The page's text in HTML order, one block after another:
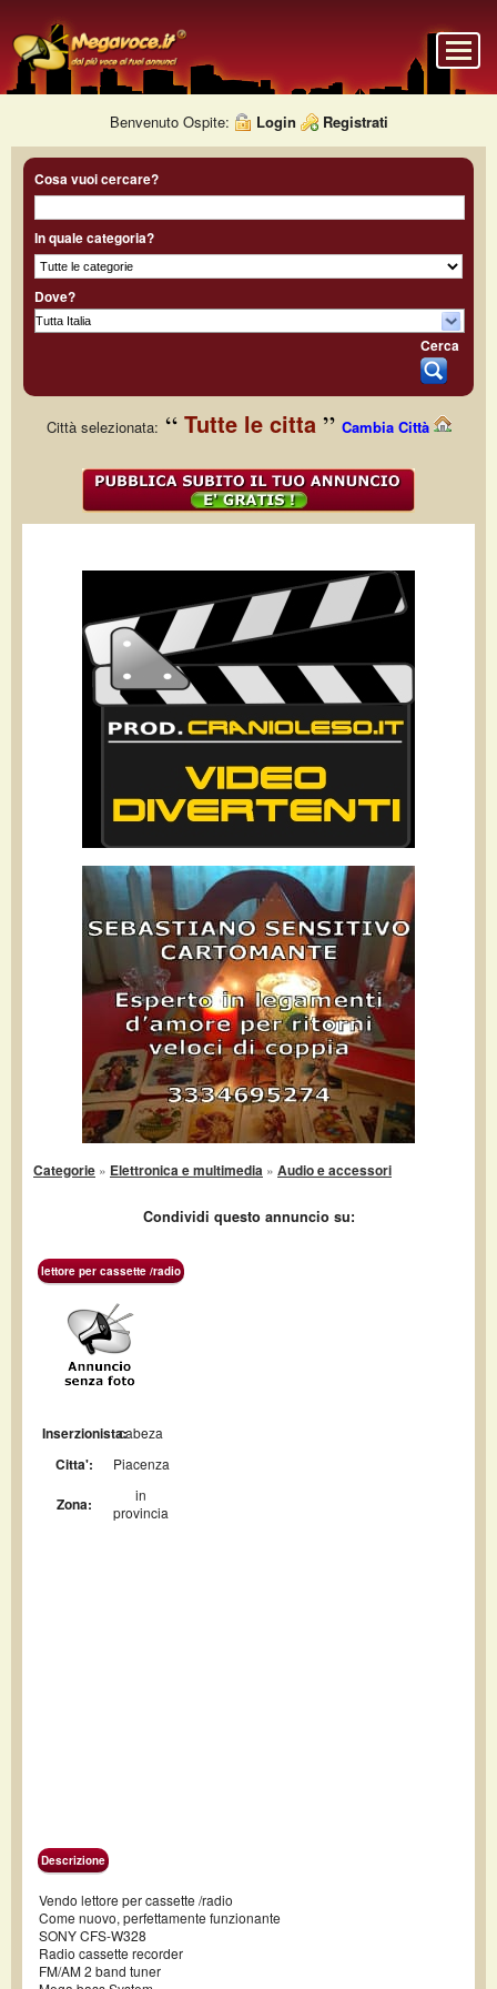
Benvenuto Ospite: Login Registrati
Cosa vuoi cercare?
In quale categoria?
Dove?
Cerca
Città selezionata: Tutte le citta Cambia Città
Categorie » Elettronica e multimedia » Audio e accessori
Condividi questo annuncio su:
lettore per cassette /radio
Inserzionista:cabeza
Citta': Piacenza
Zona:
in
provincia
Descrizione
Vendo lettore per cassette /radio
Come nuovo, perfettamente funzionante
SONY CFS-W328
Radio cassette recorder
FM/AM 2 band tuner